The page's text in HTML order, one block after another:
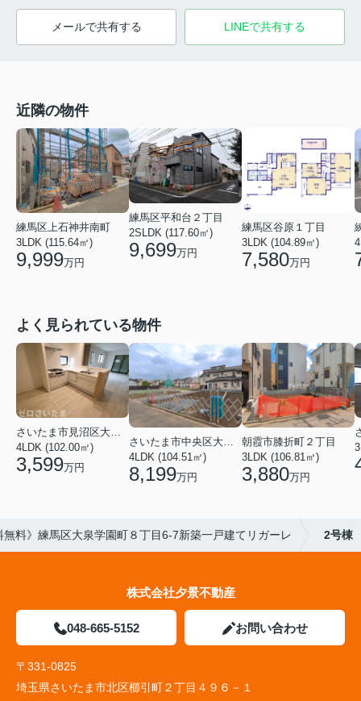
メールで共有する LINEで共有する
近隣の物件
練馬区上石神井南町
3LDK (115.64㎡)
9,999万円
練馬区平和台２丁目
2SLDK (117.60㎡)
9,699万円
練馬区谷原１丁目
3LDK (104.89㎡)
7,580万円
よく見られている物件
さいたま市見沼区大字蓮沼
4LDK (102.00㎡)
3,599万円
さいたま市中央区大戸３丁目
4LDK (104.51㎡)
8,199万円
朝霞市膝折町２丁目
3LDK (106.81㎡)
3,880万円
無料》練馬区大泉学園町８丁目6-7新築一戸建てリガーレ 2号棟
株式会社夕景不動産
048-665-5152 お問い合わせ
〒331-0825
埼玉県さいたま市北区櫛引町２丁目４９６－１